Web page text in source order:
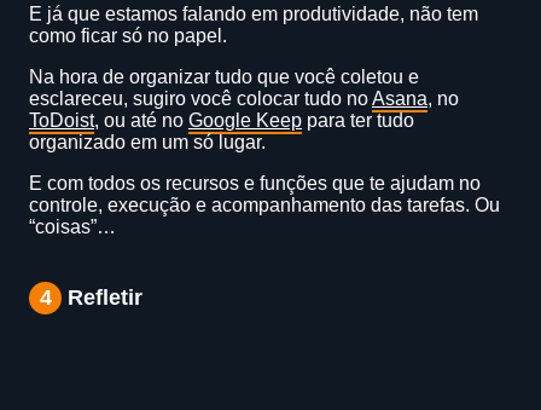
E já que estamos falando em produtividade, não tem
como ficar só no papel.
Na hora de organizar tudo que você coletou e
esclareceu, sugiro você colocar tudo noAsana, no
ToDoist, ou até no Google Keep para ter tudo
organizado em um só lugar.
E com todos os recursos e funções que te ajudam no
controle, execução e acompanhamento das tarefas. Ou
“coisas”…
4 Refletir